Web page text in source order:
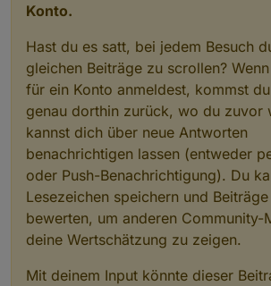
Konto.
Hast du es satt, bei jedem Besuch
gleichen Beiträge zu scrollen?
für ein Konto anmeldest, kommst
genau dorthin zurück, wo du zuvor
kannst dich über neue Antworten
benachrichtigen lassen (entweder
oder Push-Benachrichtigung). Du
Lesezeichen speichern und
bewerten, um anderen Community-
deine Wertschätzung zu zeigen.
Mit deinem Input könnte dieser